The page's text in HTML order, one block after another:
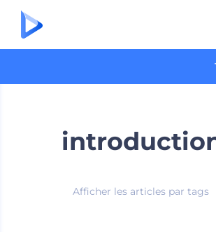
Afficher les articles par tags